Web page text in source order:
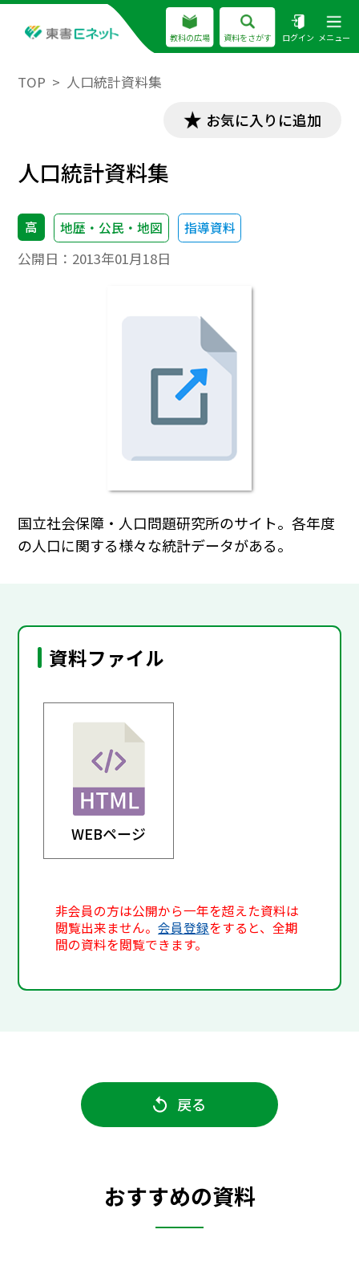
教科の広場 資料をさがす ログイン メニュー
TOP 人口統計資料集
お気に入りに追加
人口統計資料集
高 地歴・公民・地図 指導資料
公開日： 2013年01月18日
国立社会保障・人口問題研究所のサイト。各年度
の人口に関する様々な統計データがある。
資料ファイル
WEBページ
非会員の方は公開から一年を超えた資料は
閲覧出来ません。会員登録をすると、全期
間の資料を閲覧できます。
戻る
おすすめの資料